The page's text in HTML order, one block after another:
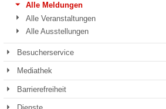
Alle Meldungen
Alle Veranstaltungen
Alle Ausstellungen
Besucherservice
Mediathek
Barrierefreiheit